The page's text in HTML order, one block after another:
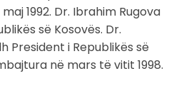
1992. Dr. Ibrahim Rugova
së Kosovës. Dr.
President i Republikës së
në mars të vitit 1998.